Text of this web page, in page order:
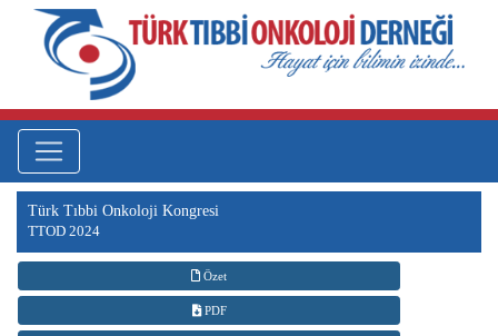
Türk Tıbbi Onkoloji Kongresi
TTOD 2024
Özet
PDF